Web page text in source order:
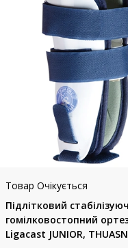
Товар Очікується
Підлітковий
гомілковостопний
Ligacast JUNIOR,